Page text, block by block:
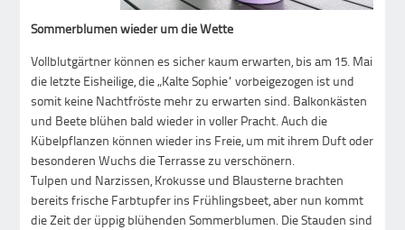
Sommerblumen wieder um die Wette
Vollblutgärtner können es sicher kaum erwarten, bis am 15. Mai
die letzte Eisheilige, die „Kalte Sophie“ vorbeigezogen ist und
somit keine Nachtfröste mehr zu erwarten sind. Balkonkästen
und Beete blühen bald wieder in voller Pracht. Auch die
Kübelpflanzen können wieder ins Freie, um mit ihrem Duft oder
besonderen Wuchs die Terrasse zu verschönern.
Tulpen und Narzissen, Krokusse und Blausterne brachten
bereits frische Farbtupfer ins Frühlingsbeet, aber nun kommt
die Zeit der üppig blühenden Sommerblumen. Die Stauden sind